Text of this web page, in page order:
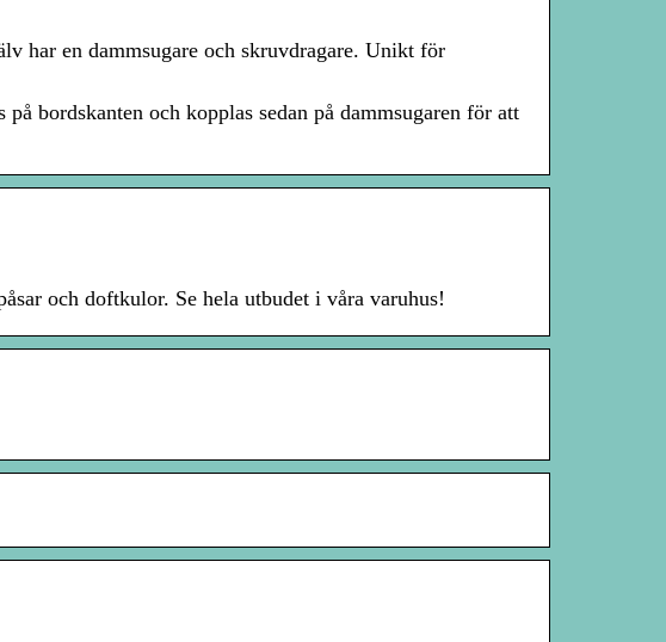
har en dammsugare och skruvdragare. Unikt för
bordskanten och kopplas sedan på dammsugaren för att
och doftkulor. Se hela utbudet i våra varuhus!